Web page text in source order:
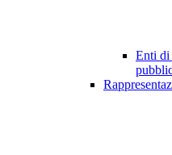
Enti di